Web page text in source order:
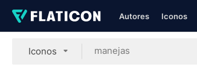
Autores Iconos
Iconos